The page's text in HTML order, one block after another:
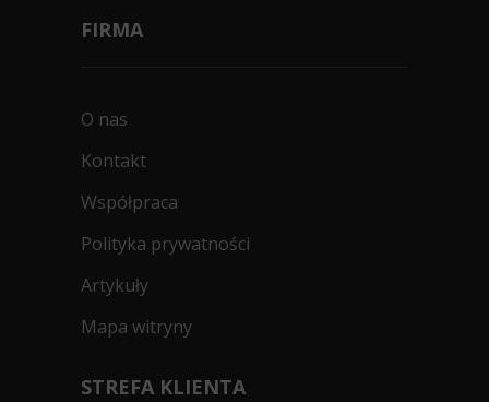
FIRMA
O nas
Kontakt
Współpraca
Polityka prywatności
Artykuły
Mapa witryny
STREFA KLIENTA